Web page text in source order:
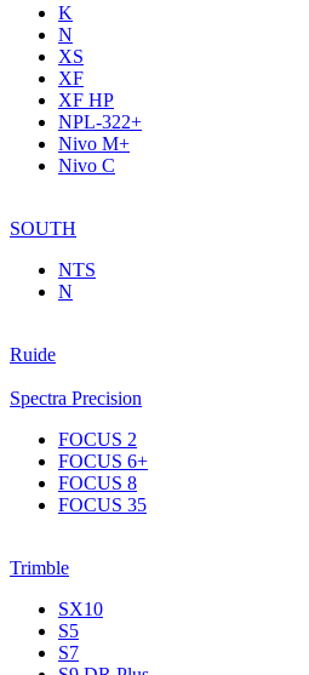
K
N
XS
XF
XF НР
NPL-322+
Nivo M+
Nivo C
SOUTH
NTS
N
Ruide
Spectra Precision
FOCUS 2
FOCUS 6+
FOCUS 8
FOCUS 35
Trimble
SX10
S5
S7